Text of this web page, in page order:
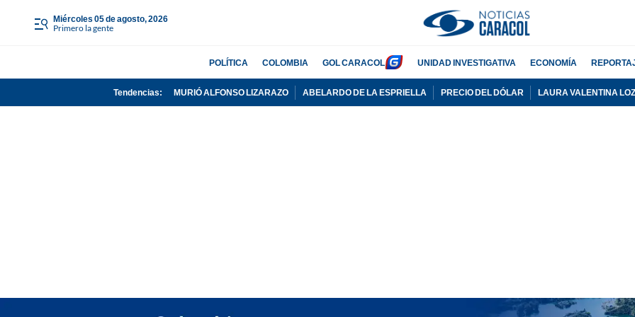
miércoles 05 de agosto, 2026
Primero la gente
POLÍTICA COLOMBIA GOL CARACOL UNIDAD INVESTIGATIVA ECONOMÍA
Tendencias: MURIÓ ALFONSO LIZARAZO ABELARDO DE LA ESPRIELLA PRECIO DEL DÓLAR LAURA VALENTINA